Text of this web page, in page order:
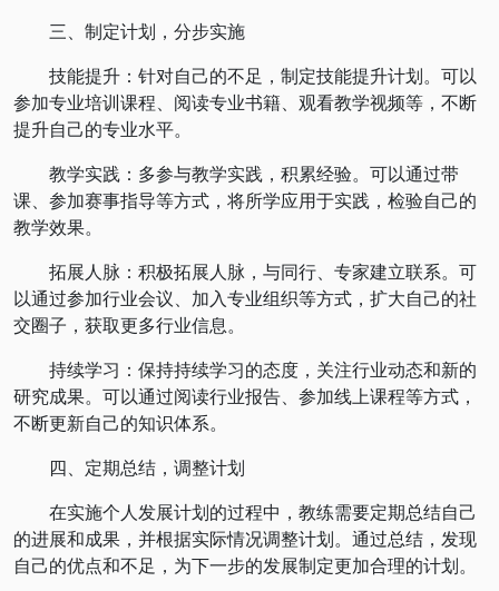
三、制定计划，分步实施
技能提升：针对自己的不足，制定技能提升计划。可以
参加专业培训课程、阅读专业书籍、观看教学视频等，不断
提升自己的专业水平。
教学实践：多参与教学实践，积累经验。可以通过带
课、参加赛事指导等方式，将所学应用于实践，检验自己的
教学效果。
拓展人脉：积极拓展人脉，与同行、专家建立联系。可
以通过参加行业会议、加入专业组织等方式，扩大自己的社
交圈子，获取更多行业信息。
持续学习：保持持续学习的态度，关注行业动态和新的
研究成果。可以通过阅读行业报告、参加线上课程等方式，
不断更新自己的知识体系。
四、定期总结，调整计划
在实施个人发展计划的过程中，教练需要定期总结自己
的进展和成果，并根据实际情况调整计划。通过总结，发现
自己的优点和不足，为下一步的发展制定更加合理的计划。